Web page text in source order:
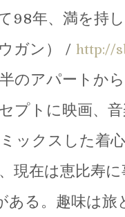
98年、満を持
ガン） / http://
のアパートか
プトに映画、
ックスした着
現在は恵比寿
ある。趣味は旅